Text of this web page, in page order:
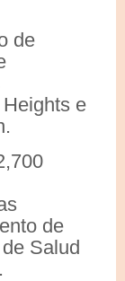
de
e
de
Salud